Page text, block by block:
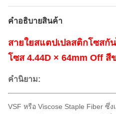
คําอธิบายสินค้า
สายใยสแตปเปลสติกโซสกั
โซส 4.44D × 64mm Off สี
คํานิยาม:
VSF หรือ Viscose Staple Fiber ซึ่